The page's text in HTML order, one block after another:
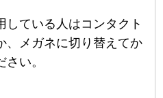
している人はコンタクト
、メガネに切り替えてか
い。